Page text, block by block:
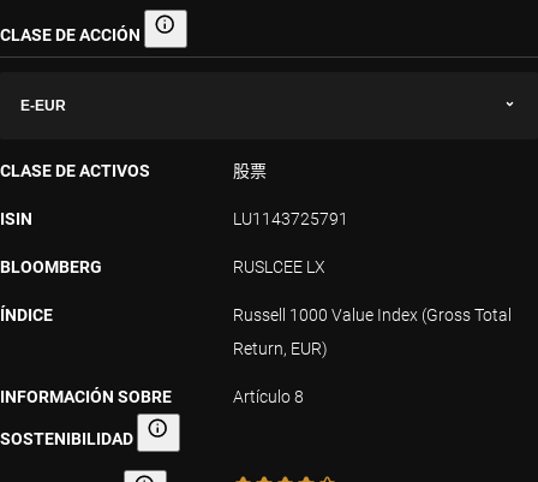
CLASE DE ACCIÓN Clase de acción
E-EUR
CLASE DE ACTIVOS 股票
ISIN LU1143725791
BLOOMBERG RUSLCEE LX
ÍNDICE
Russell 1000 Value Index (Gross Total
Return, EUR)
INFORMACIÓN SOBRE
SOSTENIBILIDAD Información sobre sostenibilidad
Artículo 8